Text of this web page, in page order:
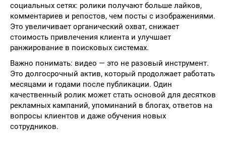
социальных сетях: ролики получают больше лайков,
комментариев и репостов, чем посты с изображениями.
Это увеличивает органический охват, снижает
стоимость привлечения клиента и улучшает
ранжирование в поисковых системах.
Важно понимать: видео — это не разовый инструмент.
Это долгосрочный актив, который продолжает работать
месяцами и годами после публикации. Один
качественный ролик может стать основой для десятков
рекламных кампаний, упоминаний в блогах, ответов на
вопросы клиентов и даже обучения новых
сотрудников.